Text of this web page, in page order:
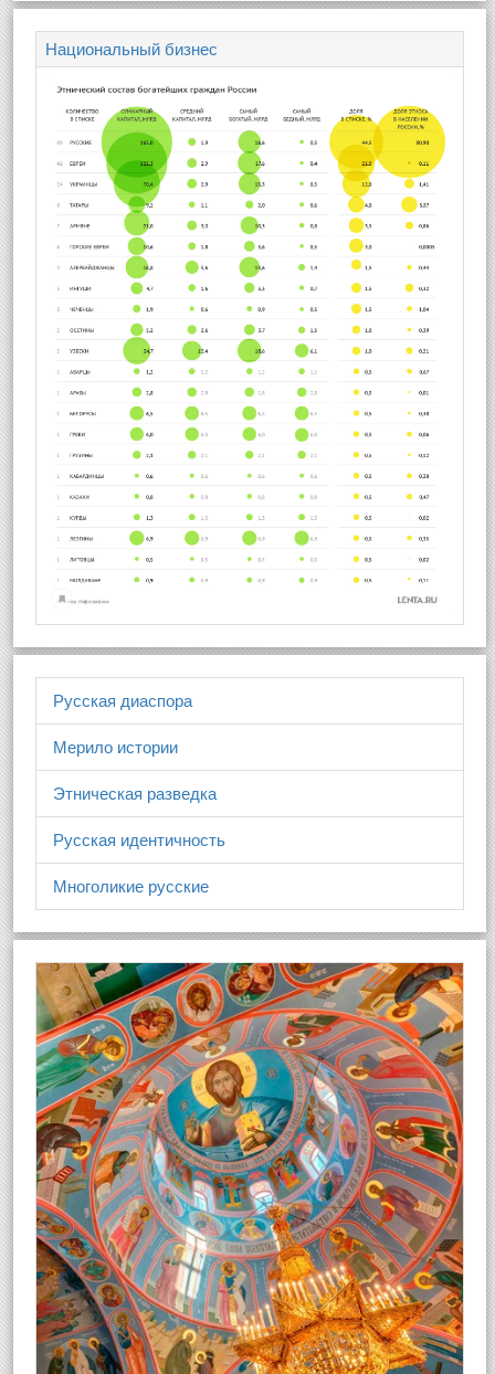
Национальный бизнес
Русская диаспора
Мерило истории
Этническая разведка
Русская идентичность
Многоликие русские